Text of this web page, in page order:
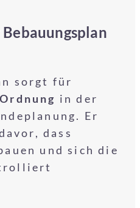
sorgt für
in der
Er
dass
und sich die